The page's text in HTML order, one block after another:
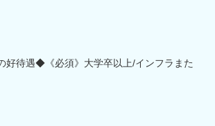
待遇◆《必須》大学卒以上/インフラまた